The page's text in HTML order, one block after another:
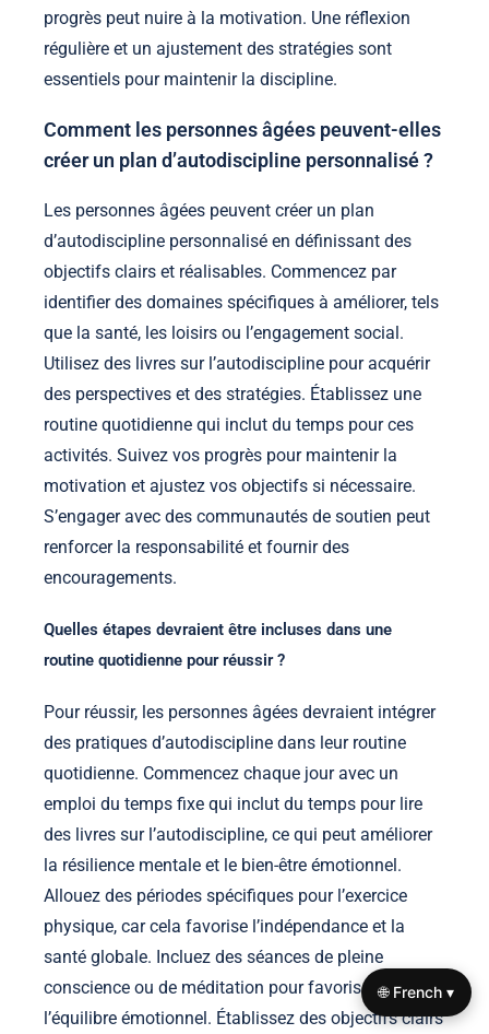
progrès peut nuire à la motivation. Une réflexion
régulière et un ajustement des stratégies sont
essentiels pour maintenir la discipline.
Comment les personnes âgées peuvent-elles
créer un plan d’autodiscipline personnalisé ?
Les personnes âgées peuvent créer un plan
d’autodiscipline personnalisé en définissant des
objectifs clairs et réalisables. Commencez par
identifier des domaines spécifiques à améliorer, tels
que la santé, les loisirs ou l’engagement social.
Utilisez des livres sur l’autodiscipline pour acquérir
des perspectives et des stratégies. Établissez une
routine quotidienne qui inclut du temps pour ces
activités. Suivez vos progrès pour maintenir la
motivation et ajustez vos objectifs si nécessaire.
S’engager avec des communautés de soutien peut
renforcer la responsabilité et fournir des
encouragements.
Quelles étapes devraient être incluses dans une
routine quotidienne pour réussir ?
Pour réussir, les personnes âgées devraient intégrer
des pratiques d’autodiscipline dans leur routine
quotidienne. Commencez chaque jour avec un
emploi du temps fixe qui inclut du temps pour lire
des livres sur l’autodiscipline, ce qui peut améliorer
la résilience mentale et le bien-être émotionnel.
Allouez des périodes spécifiques pour l’exercice
physique, car cela favorise l’indépendance et la
santé globale. Incluez des séances de pleine
conscience ou de méditation pour favoriser
l’équilibre émotionnel. Établissez des objectifs clairs
🌐 French ▾